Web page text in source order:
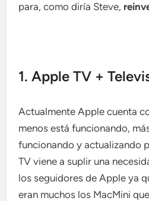
para, como diría Steve,
1. Apple TV +
Actualmente Apple cuenta
menos está funcionando,
funcionando y actualizando
TV viene a suplir una
los seguidores de Apple ya
eran muchos los MacMini